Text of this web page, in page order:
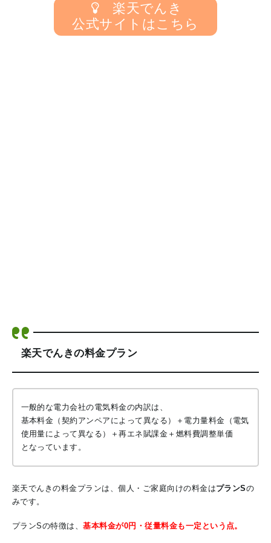
楽天でんき
公式サイトはこちら
楽天でんきの料金プラン
一般的な電力会社の電気料金の内訳は、
基本料金（契約アンペアによって異なる）＋電力量料金（電気
使用量によって異なる）＋再エネ賦課金＋燃料費調整単価
となっています。
楽天でんきの料金プランは、個人・ご家庭向けの料金はプランSの
みです。
プランSの特徴は、基本料金が0円・従量料金も一定 という点。